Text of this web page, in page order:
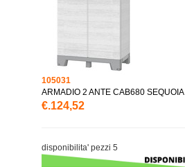
105031
ARMADIO 2 ANTE CAB680 SEQUOIA
€.124,52
disponibilita' pezzi 5